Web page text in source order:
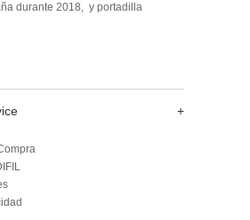
durante 2018, y portadilla
+